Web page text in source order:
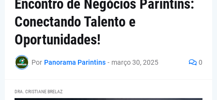
Encontro de Negócios Parintins:
Conectando Talento e
Oportunidades!
Por Panorama Parintins - março 30, 2025 0
DRA. CRISTIANE BRELAZ